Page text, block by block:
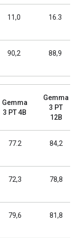
11,0 16.3
90,2 88,9
Gemma
3 PT 4B
Gemma
3 PT
12B
77.2 84,2
72,3 78,8
79,6 81,8